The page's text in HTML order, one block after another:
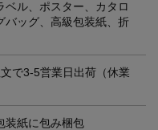
ベル、ポスター、カタロ
バッグ、高級包装紙、折
で3-5営業日出荷（休業
装紙に包み梱包